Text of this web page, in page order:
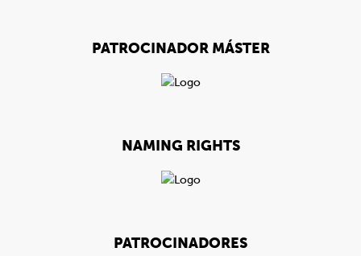
PATROCINADOR MÁSTER
NAMING RIGHTS
PATROCINADORES